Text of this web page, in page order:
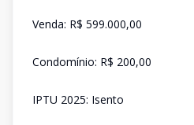
Venda: R$ 599.000,00
Condomínio: R$ 200,00
IPTU 2025: Isento